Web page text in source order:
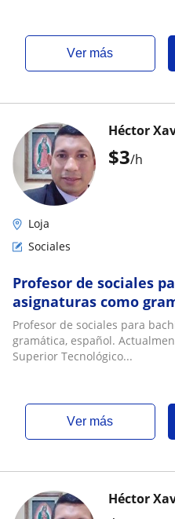
ver más
$3/h
Héctor
Loja
Sociales
Profesor de sociales
asignaturas como
Actualmente soy
Superior Tecnológico
Profesor de sociales para
gramática, español.
Superior Tecnológico...
ver más
Héctor